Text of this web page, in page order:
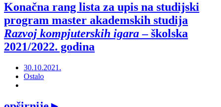
Konačna rang lista za upis na studijski
program master akademskih studija
Razvoj kompjuterskih igara– školska
2021/2022. godina
30.10.2021.
Ostalo